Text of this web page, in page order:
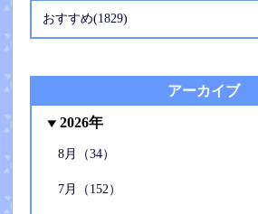
おすすめ(1829)
アーカイブ
2026年
8月（34）
7月（152）